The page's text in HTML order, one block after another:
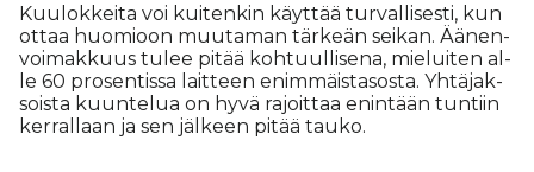
Kuu­lok­kei­ta voi kui­ten­kin käyt­tää tur­val­li­ses­ti, kun
ot­taa huo­mi­oon muu­ta­man tär­ke­än sei­kan. Ää­nen­
voi­mak­kuus tu­lee pi­tää koh­tuul­li­se­na, mie­lui­ten al­
le 60 pro­sen­tis­sa lait­teen enim­mäis­ta­sos­ta. Yh­tä­jak­
sois­ta kuun­te­lua on hyvä ra­joit­taa enin­tään tun­tiin
ker­ral­laan ja sen jäl­keen pi­tää tau­ko.